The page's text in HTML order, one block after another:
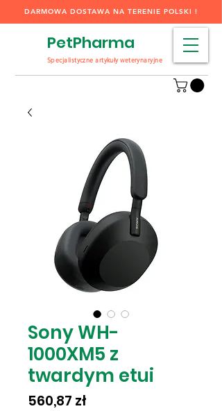
DARMOWA DOSTAWA NA TERENIE POLSKI !
PetPharma
Specjalistyczne artykuły weterynaryjne
Sony WH-
1000XM5 z
twardym etui
560,87 zł